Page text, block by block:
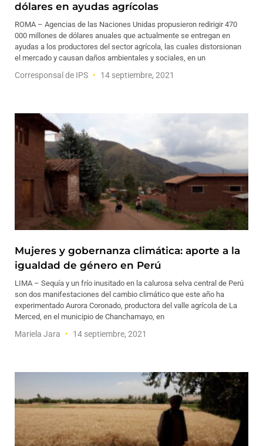
dólares en ayudas agrícolas
ROMA – Agencias de las Naciones Unidas propusieron redirigir 470
000 millones de dólares anuales que actualmente se entregan en
ayudas a los productores del sector agrícola, las cuales distorsionan
el mercado y causan daños ambientales y sociales, en un
Corresponsal de IPS 14 septiembre, 2021
Mujeres y gobernanza climática: aporte a la
igualdad de género en Perú
LIMA – Sequía y un frío inusitado en la calurosa selva central de Perú
son dos manifestaciones del cambio climático que este año ha
experimentado Aurora Coronado, productora del valle agrícola de La
Merced, en el municipio de Chanchamayo, en
Mariela Jara 14 septiembre, 2021